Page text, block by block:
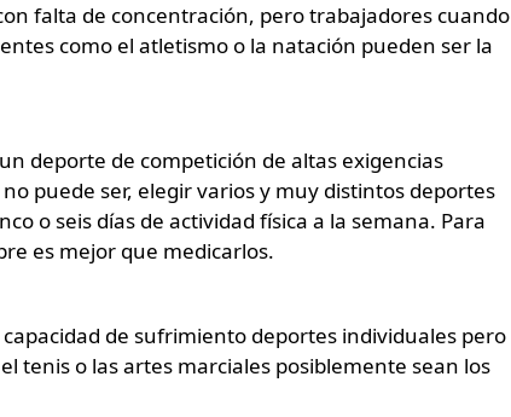
falta de concentración, pero trabajadores cuando
como el atletismo o la natación pueden ser la
deporte de competición de altas exigencias
puede ser, elegir varios y muy distintos deportes
o seis días de actividad física a la semana. Para
es mejor que medicarlos.
de sufrimiento deportes individuales pero
tenis o las artes marciales posiblemente sean los